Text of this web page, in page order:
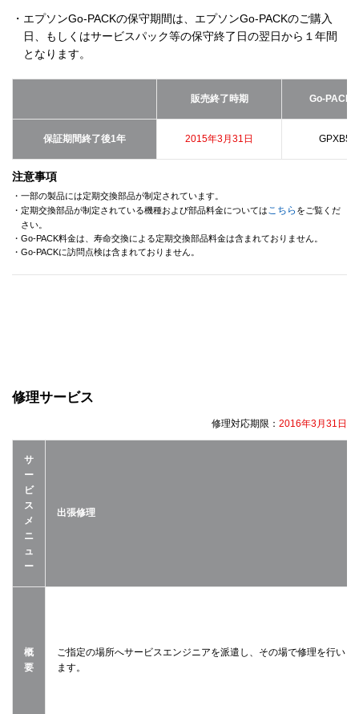
・エプソンGo-PACKの保守期間は、エプソンGo-PACKのご購入
日、もしくはサービスパック等の保守終了日の翌日から１年間
となります。
販売終了時期 Go-PACK
保証期間終了後1年 2015年3月31日
注意事項
・一部の製品には定期交換部品が制定されています。
・定期交換部品が制定されている機種および部品料金についてはこちら をご覧くだ
さい。
・Go-PACK料金は、寿命交換による定期交換部品料金は含まれておりません。
・Go-PACKに訪問点検は含まれておりません。
修理サービス
修理対応期限： 2016年3月31日
サ
ー
ビ
ス
メ
ニ
ュ
ー
出張修理
概
要
ご指定の場所へサービスエンジニアを派遣し、その場で修理を行い
ます。